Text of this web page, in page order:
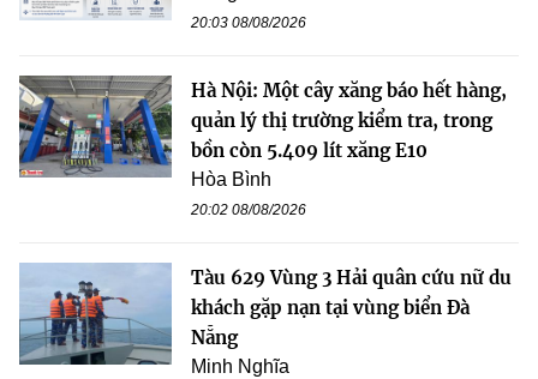
20:03 08/08/2026
Hà Nội: Một cây xăng báo hết hàng,
quản lý thị trường kiểm tra, trong
bồn còn 5.409 lít xăng E10
Hòa Bình
20:02 08/08/2026
Tàu 629 Vùng 3 Hải quân cứu nữ du
khách gặp nạn tại vùng biển Đà
Nẵng
Minh Nghĩa